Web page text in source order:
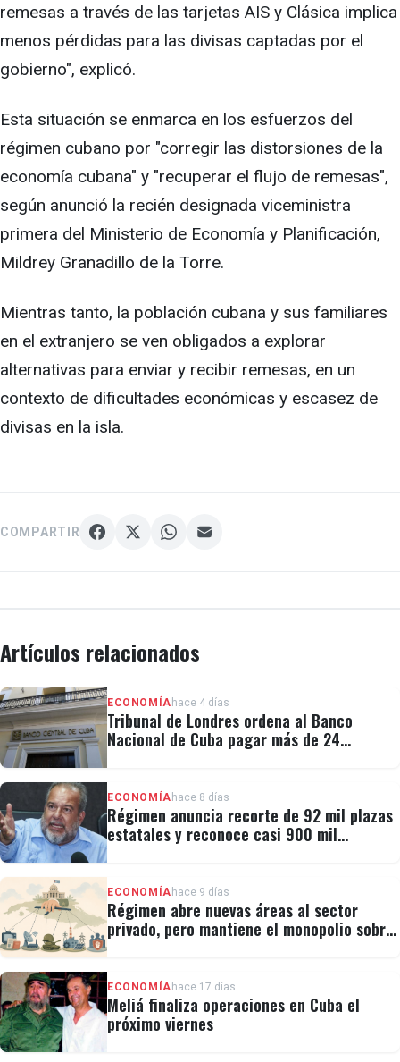
remesas a través de las tarjetas AIS y Clásica implica
menos pérdidas para las divisas captadas por el
gobierno", explicó.
Esta situación se enmarca en los esfuerzos del
régimen cubano por "corregir las distorsiones de la
economía cubana" y "recuperar el flujo de remesas",
según anunció la recién designada viceministra
primera del Ministerio de Economía y Planificación,
Mildrey Granadillo de la Torre.
Mientras tanto, la población cubana y sus familiares
en el extranjero se ven obligados a explorar
alternativas para enviar y recibir remesas, en un
contexto de dificultades económicas y escasez de
divisas en la isla.
COMPARTIR
Artículos relacionados
ECONOMÍA hace 4 días
Tribunal de Londres ordena al Banco
Nacional de Cuba pagar más de 24
ECONOMÍA hace 8 días
Régimen anuncia recorte de 92 mil plazas
estatales y reconoce casi 900 mil
ECONOMÍA hace 9 días
Régimen abre nuevas áreas al sector
privado, pero mantiene el monopolio sobre
ECONOMÍA hace 17 días
Meliá finaliza operaciones en Cuba el
próximo viernes